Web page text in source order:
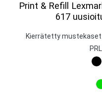
Print & Refill
617
Kierrätetty